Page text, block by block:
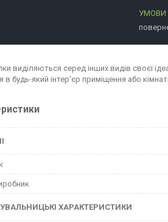
виділяються серед інших видів своєї
в будь-який інтер'єр приміщення або
ХАРАКТЕРИСТИКИ